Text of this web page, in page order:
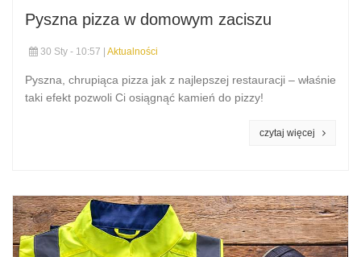
Pyszna pizza w domowym zaciszu
30 Sty - 10:57 | Aktualności
Pyszna, chrupiąca pizza jak z najlepszej restauracji – właśnie
taki efekt pozwoli Ci osiągnąć kamień do pizzy!